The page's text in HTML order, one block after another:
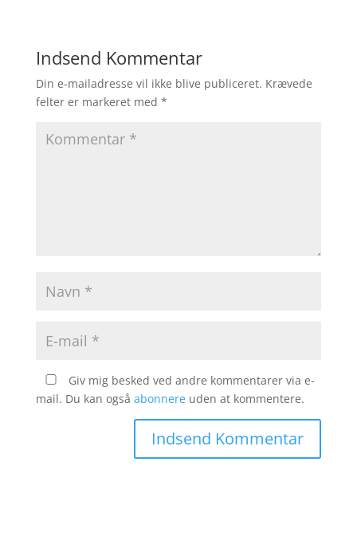
Indsend Kommentar
Din e-mailadresse vil ikke blive publiceret. Krævede
felter er markeret med *
Giv mig besked ved andre kommentarer via e-
mail. Du kan også abonnereuden at kommentere.